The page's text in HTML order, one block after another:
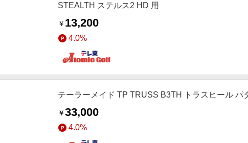
STEALTH ステルス2 HD 用
￥ 13,200
4.0%
テーラーメイド TP TRUSS B3TH トラスヒール パ
￥33,000
4.0%